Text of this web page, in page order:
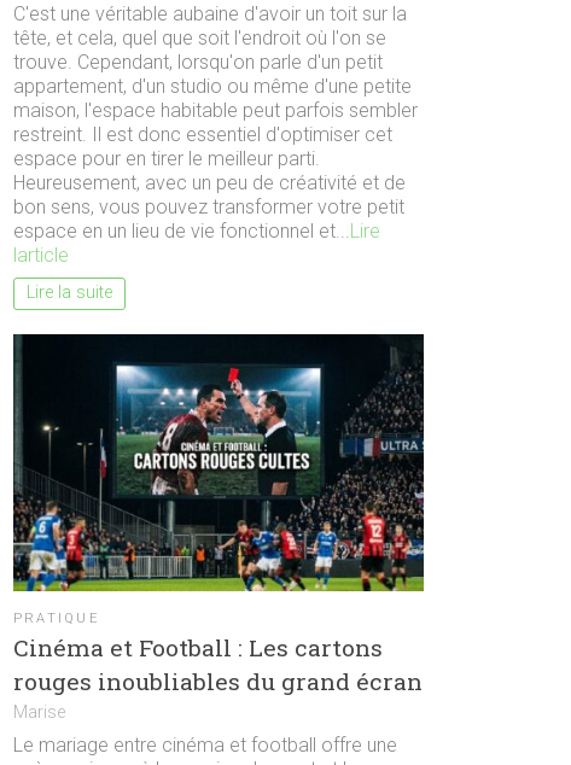
C'est une véritable aubaine d'avoir un toit sur la
tête, et cela, quel que soit l'endroit où l'on se
trouve. Cependant, lorsqu'on parle d'un petit
appartement, d'un studio ou même d'une petite
maison, l'espace habitable peut parfois sembler
restreint. Il est donc essentiel d'optimiser cet
espace pour en tirer le meilleur parti.
Heureusement, avec un peu de créativité et de
bon sens, vous pouvez transformer votre petit
espace en un lieu de vie fonctionnel et... Lire
larticle
Lire la suite
PRATIQUE
Cinéma et Football : Les cartons
rouges inoubliables du grand écran
Marise
Le mariage entre cinéma et football offre une